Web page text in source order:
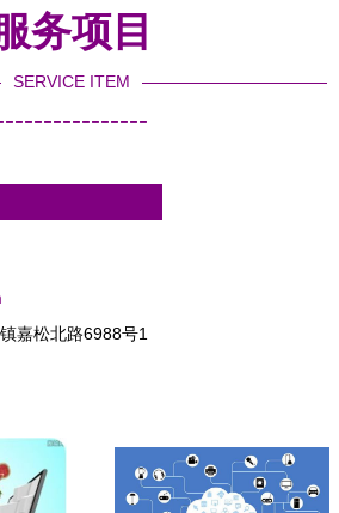
务项目
SERVICE ITEM
嘉松北路6988号1